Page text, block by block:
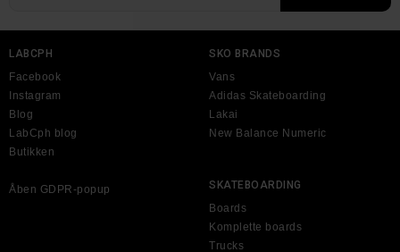
LABCPH
Facebook
Instagram
Blog
LabCph blog
Butikken
Åben GDPR-popup
SKO BRANDS
Vans
Adidas Skateboarding
Lakai
New Balance Numeric
SKATEBOARDING
Boards
Komplette boards
Trucks